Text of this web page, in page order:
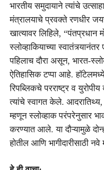
भारतीय समुदायाने त्यांचे
मंत्रालयाचे प्रवक्ते रणधीर
खात्यावर लिहिले, “पंतप्रधान
स्लोव्हाकियाच्या
पहिलाच दौरा असून, भारत-
ऐतिहासिक टप्पा आहे.
रिपब्लिकचे परराष्ट्र व युरोपीय
त्यांचे स्वागत केले.
म्हणून स्लोव्हाक परंपरेनुसार
करण्यात आले. या दौऱ्यामुळे
होतील आणि भागीदारीसाठी नवे